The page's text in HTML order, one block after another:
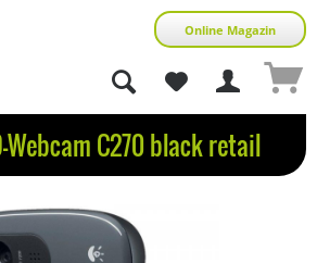
Online Magazin
Webcam C270 black retail